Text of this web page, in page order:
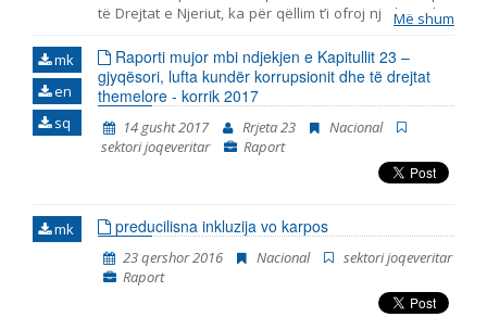
të Drejtat e Njeriut, ka për qëllim t’i ofroj një kontribut
të strukturuar shoqërisë civile në monitorimin dhe
vlerësimin e politikave të përfshira me Kapitullin 23
nga aderimi në BE – Jurisprudenca dhe të drejtat
themelore. Ky raport i bashkon në një tërësi të vetme
koherente të gjitha konstatimet, konkluzionet dhe
rekomandimet, të cilat rezultuan nga monitorimi i
fushave të strukturuara në Kapitullin 23 –
Jurisprudenca dhe të drejtat themelore. Në të vërtetë,
ky është Raporti i tretë në hije të cilin e publikon “Rrjeti
periudhën kohore tetor 2014 - korrik 2015 dhe korrik
2015 – prill 2016. Raporti e përfshinë periudhën
kohore nga fillimi i muajit maj të vitit 2016,
përfundimisht me fundin e muajit janar të vitit 2018.
Periudha e përfshirjes së Raportit është vazhduar, në
Më shum
mk
en
sq
Raporti mujor mbi ndjekjen e Kapitullit 23 –
gjyqësori, lufta kundër korrupsionit dhe të drejtat
themelore - korrik 2017
14 gusht 2017 Rrjeta 23
Nacional
sektori joqeveritar
Raport
mk preducilisna inkluzija vo karpos
23 qershor 2016 Nacional
sektori joqeveritar
Raport